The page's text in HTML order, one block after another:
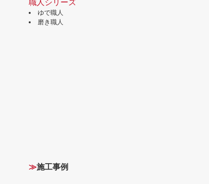
職人シリーズ
ゆで職人
磨き職人
≫施工事例